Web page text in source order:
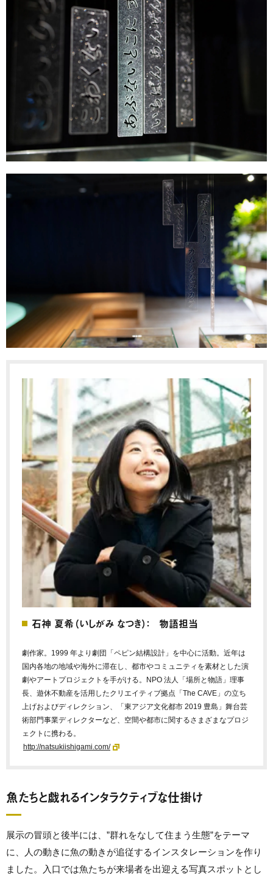
石神 夏希（いしがみ なつき）： 物語担当
劇作家。1999 年より劇団「ペピン結構設計」を中心に活動。近年は
国内各地の地域や海外に滞在し、都市やコミュニティを素材とした演
劇やアートプロジェクトを手がける。NPO 法人「場所と物語」理事
長、遊休不動産を活用したクリエイティブ拠点「The CAVE」の立ち
上げおよびディレクション、「東アジア文化都市 2019 豊島」舞台芸
術部門事業ディレクターなど、空間や都市に関するさまざまなプロジ
ェクトに携わる。
http://natsukiishigami.com/
魚たちと戯れるインタラクティブな仕掛け
展示の冒頭と後半には、”群れをなして住まう生態”をテーマ
に、人の動きに魚の動きが追従するインスタレーションを作り
ました。入口では魚たちが来場者を出迎える写真スポットとし